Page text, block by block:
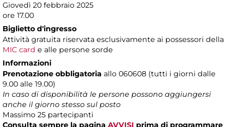
Giovedì 20 febbraio 2025
ore 17.00
Biglietto d'ingresso
Attività gratuita riservata esclusivamente ai possessori della
MIC card e alle persone sorde
Informazioni
Prenotazione obbligatoria allo 060608 (tutti i giorni dalle
9.00 alle 19.00)
In caso di disponibilità le persone possono aggiungersi
anche il giorno stesso sul posto
Massimo 25 partecipanti
Consulta sempre la pagina AVVISI prima di programmare